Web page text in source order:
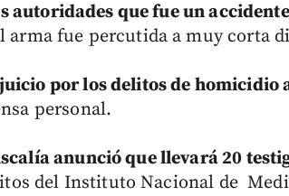
autoridades que fue un accidente
fue percutida a muy corta
por los delitos de homicidio
personal.
anunció que llevará 20
del Instituto Nacional de